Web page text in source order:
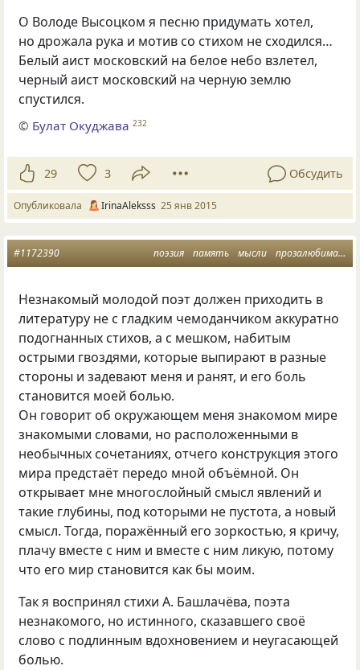
О Володе Высоцком я песню придумать хотел,
но дрожала рука и мотив со стихом не сходился…
Белый аист московский на белое небо взлетел,
черный аист московский на черную землю
спустился.
© Булат Окуджава 232
29 3 Обсудить
Опубликовала IrinaAleksss 25 янв 2015
поэзия память мысли прозалюбимая
#1172390
Незнакомый молодой поэт должен приходить в
литературу не с гладким чемоданчиком аккуратно
подогнанных стихов, а с мешком, набитым
острыми гвоздями, которые выпирают в разные
стороны и задевают меня и ранят, и его боль
становится моей болью.
Он говорит об окружающем меня знакомом мире
знакомыми словами, но расположенными в
необычных сочетаниях, отчего конструкция этого
мира предстаёт передо мной объёмной. Он
открывает мне многослойный смысл явлений и
такие глубины, под которыми не пустота, а новый
смысл. Тогда, поражённый его зоркостью, я кричу,
плачу вместе с ним и вместе с ним ликую, потому
что его мир становится как бы моим.
Так я воспринял стихи А. Башлачёва, поэта
незнакомого, но истинного, сказавшего своё
слово с подлинным вдохновением и неугасающей
болью.